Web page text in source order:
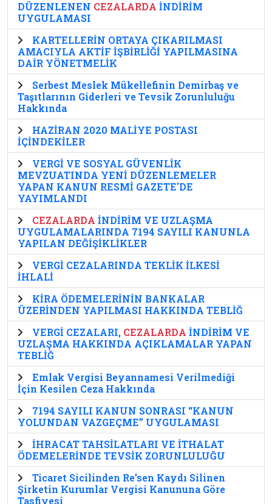
DÜZENLENEN CEZALARDA İNDİRİM
UYGULAMASI
KARTELLERİN ORTAYA ÇIKARILMASI
AMACIYLA AKTİF İŞBİRLİĞİ YAPILMASINA
DAİR YÖNETMELİK
Serbest Meslek Mükellefinin Demirbaş ve
Taşıtlarının Giderleri ve Tevsik Zorunluluğu
Hakkında
HAZİRAN 2020 MALİYE POSTASI
İÇİNDEKİLER
VERGİ VE SOSYAL GÜVENLİK
MEVZUATINDA YENİ DÜZENLEMELER
YAPAN KANUN RESMİ GAZETE'DE
YAYIMLANDI
CEZALARDA İNDİRİM VE UZLAŞMA
UYGULAMALARINDA 7194 SAYILI KANUNLA
YAPILAN DEĞİŞİKLİKLER
VERGİ CEZALARINDA TEKLİK İLKESİ
İHLALİ
KİRA ÖDEMELERİNİN BANKALAR
ÜZERİNDEN YAPILMASI HAKKINDA TEBLİĞ
VERGİ CEZALARI, CEZALARDA İNDİRİM VE
UZLAŞMA HAKKINDA AÇIKLAMALAR YAPAN
TEBLİĞ
Emlak Vergisi Beyannamesi Verilmediği
İçin Kesilen Ceza Hakkında
7194 SAYILI KANUN SONRASI “KANUN
YOLUNDAN VAZGEÇME” UYGULAMASI
İHRACAT TAHSİLATLARI VE İTHALAT
ÖDEMELERİNDE TEVSİK ZORUNLULUĞU
Ticaret Sicilinden Re’sen Kaydı Silinen
Şirketin Kurumlar Vergisi Kanununa Göre
Tasfiyesi